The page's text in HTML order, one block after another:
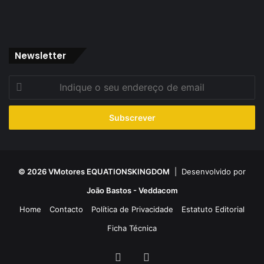
Newsletter
seu
de
© 2026 VMotores EQUATIONSKINGDOM | Desenvolvido por
João Bastos - Veddacom
Home
Contacto Política de Privacidade
Estatuto Editorial
Ficha Técnica
Facebook